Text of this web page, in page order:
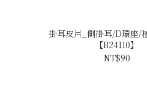
掛耳皮片_側掛耳/D環座/
【B24110】
NT$90